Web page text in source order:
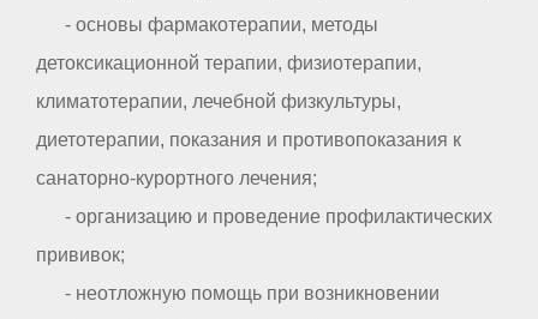
- основы фармакотерапии, методы
детоксикационной терапии, физиотерапии,
климатотерапии, лечебной физкультуры,
диетотерапии, показания и противопоказания к
санаторно-курортного лечения;
- организацию и проведение профилактических
прививок;
- неотложную помощь при возникновении